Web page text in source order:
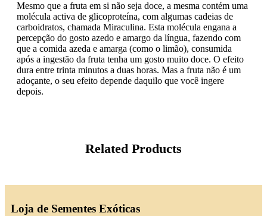
Mesmo que a fruta em si não seja doce, a mesma contém uma
molécula activa de glicoproteína, com algumas cadeias de
carboidratos, chamada Miraculina. Esta molécula engana a
percepção do gosto azedo e amargo da língua, fazendo com
que a comida azeda e amarga (como o limão), consumida
após a ingestão da fruta tenha um gosto muito doce. O efeito
dura entre trinta minutos a duas horas. Mas a fruta não é um
adoçante, o seu efeito depende daquilo que você ingere
depois.
Related Products
Loja de Sementes Exóticas